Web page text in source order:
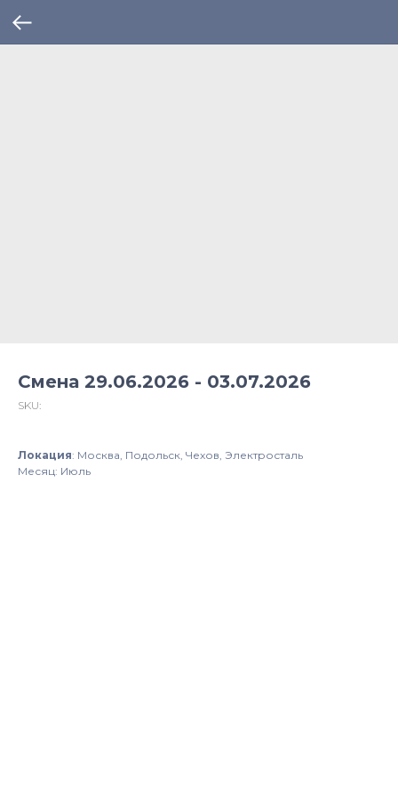
Смена 29.06.2026 - 03.07.2026
SKU:
Локация: Москва, Подольск, Чехов, Электросталь
Месяц: Июль